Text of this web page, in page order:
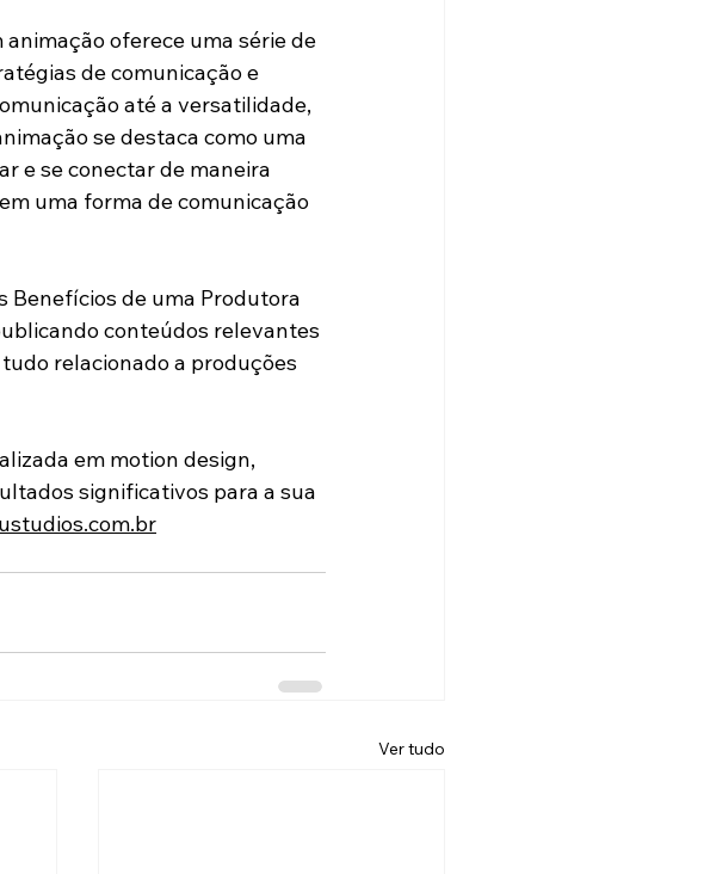
oferece uma série de
de comunicação e
até a versatilidade,
se destaca como uma
e se conectar de maneira
uma forma de comunicação
Benefícios de uma Produtora
conteúdos relevantes
relacionado a produções
em motion design,
significativos para a sua
Ver tudo